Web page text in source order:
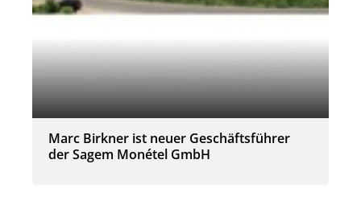
Marc Birkner ist neuer Geschäftsführer
der Sagem Monétel GmbH